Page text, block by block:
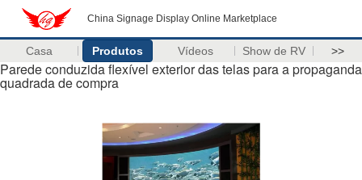
China Signage Display Online Marketplace
Casa Produtos Vídeos Show de RV >>
Parede conduzida flexível exterior das telas para a propaganda
quadrada de compra